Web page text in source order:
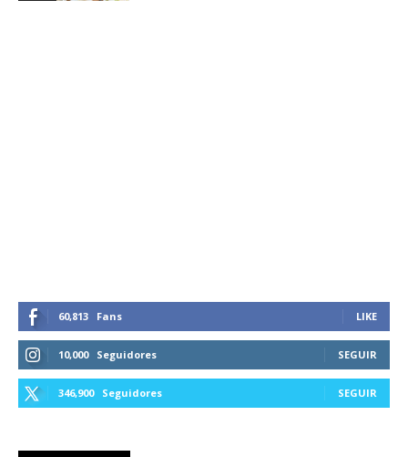
60,813 Fans LIKE
10,000 Seguidores SEGUIR
346,900 Seguidores SEGUIR